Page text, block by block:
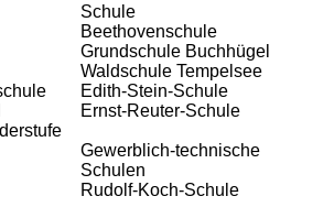
Schule
Beethovenschule
Grundschule Buchhügel
Waldschule Tempelsee
Edith-Stein-Schule
Ernst-Reuter-Schule
Gewerblich-technische
Schulen
Rudolf-Koch-Schule